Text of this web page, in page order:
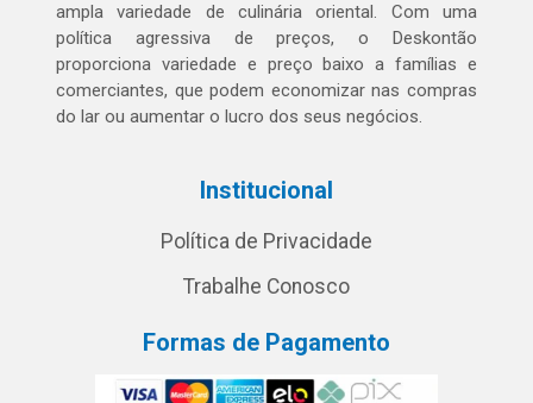
ampla variedade de culinária oriental. Com uma
política agressiva de preços, o Deskontão
proporciona variedade e preço baixo a famílias e
comerciantes, que podem economizar nas compras
do lar ou aumentar o lucro dos seus negócios.
Institucional
Política de Privacidade
Trabalhe Conosco
Formas de Pagamento